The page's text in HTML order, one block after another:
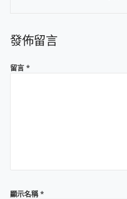
發佈留言
留言 *
顯示名稱*